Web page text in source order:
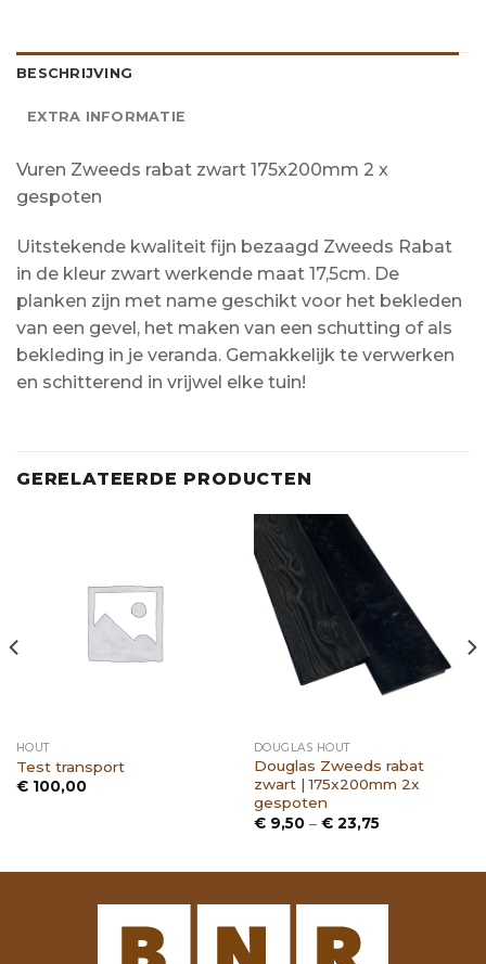
BESCHRIJVING
EXTRA INFORMATIE
Vuren Zweeds rabat zwart 175x200mm 2 x
gespoten
Uitstekende kwaliteit fijn bezaagd Zweeds Rabat
in de kleur zwart werkende maat 17,5cm. De
planken zijn met name geschikt voor het bekleden
van een gevel, het maken van een schutting of als
bekleding in je veranda. Gemakkelijk te verwerken
en schitterend in vrijwel elke tuin!
GERELATEERDE PRODUCTEN
HOUT
Test transport
€100,00
DOUGLAS HOUT
Douglas Zweeds rabat
zwart | 175x200mm 2x
gespoten
€9,50 – €23,75Prijsklasse: